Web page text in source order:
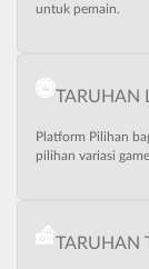
untuk pemain.
TARUHAN
Platform Pilihan
pilihan variasi
TARUHAN